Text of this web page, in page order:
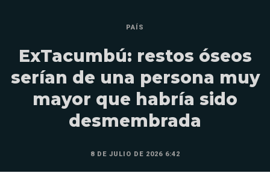
PAÍS
ExTacumbú: restos óseos
serían de una persona muy
mayor que habría sido
desmembrada
8 DE JULIO DE 2026 6:42